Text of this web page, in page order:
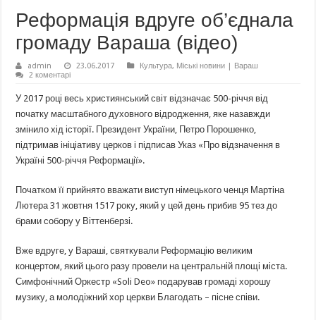
Реформація вдруге об’єднала
громаду Вараша (відео)
admin 23.06.2017 Культура, Міські новини | Вараш
2 коментарі
У 2017 році весь християнський світ відзначає 500-річчя від
початку масштабного духовного відродження, яке назавжди
змінило хід історії. Президент України, Петро Порошенко,
підтримав ініціативу церков і підписав Указ «Про відзначення в
Україні 500-річчя Реформації».
Початком її прийнято вважати виступ німецького ченця Мартіна
Лютера 31 жовтня 1517 року, який у цей день прибив 95 тез до
брами собору у Віттенберзі.
Вже вдруге, у Вараші, святкували Реформацію великим
концертом, який цього разу провели на центральній площі міста.
Симфонічний Оркестр «Soli Deo» подарував громаді хорошу
музику, а молодіжний хор церкви Благодать – пісне співи.